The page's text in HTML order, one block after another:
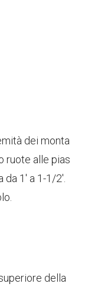
dei monta
ruote alle pias
da 1' a 1-1/2'.
della